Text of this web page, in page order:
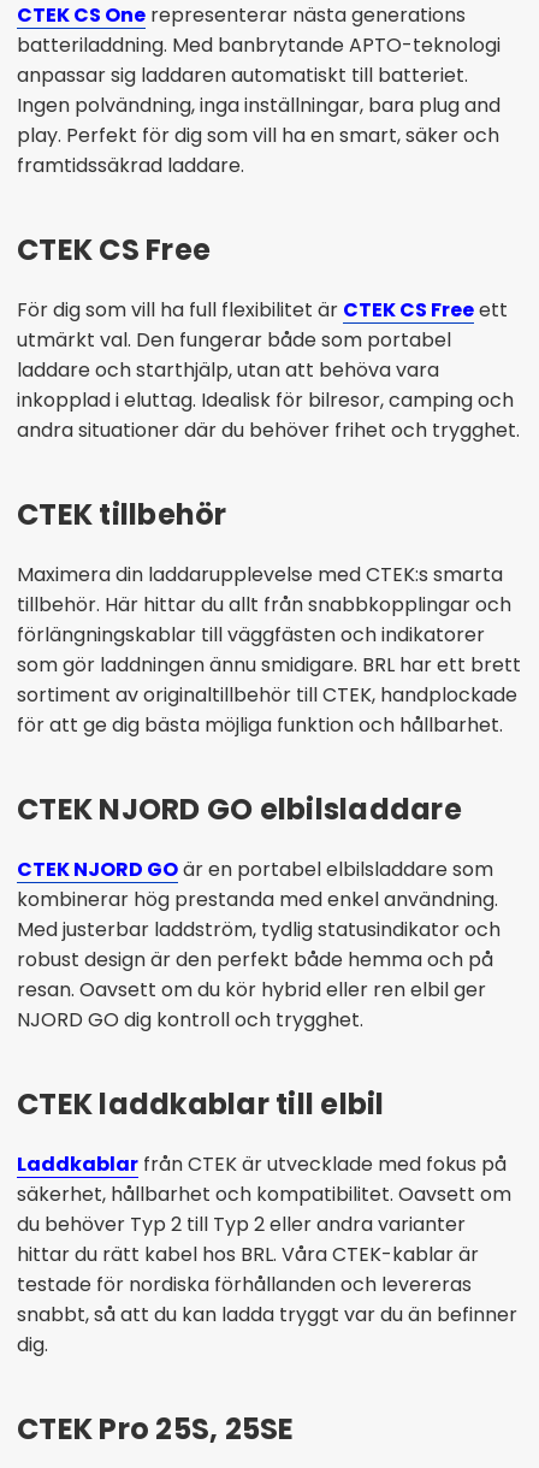
CTEK CS One representerar nästa generations
batteriladdning. Med banbrytande APTO-teknologi
anpassar sig laddaren automatiskt till batteriet.
Ingen polvändning, inga inställningar, bara plug and
play. Perfekt för dig som vill ha en smart, säker och
framtidssäkrad laddare.
CTEK CS Free
För dig som vill ha full flexibilitet är CTEK CS Freeett
utmärkt val. Den fungerar både som portabel
laddare och starthjälp, utan att behöva vara
inkopplad i eluttag. Idealisk för bilresor, camping och
andra situationer där du behöver frihet och trygghet.
CTEK tillbehör
Maximera din laddarupplevelse med CTEK:s smarta
tillbehör. Här hittar du allt från snabbkopplingar och
förlängningskablar till väggfästen och indikatorer
som gör laddningen ännu smidigare. BRL har ett brett
sortiment av originaltillbehör till CTEK, handplockade
för att ge dig bästa möjliga funktion och hållbarhet.
CTEK NJORD GO elbilsladdare
CTEK NJORD GOär en portabel elbilsladdare som
kombinerar hög prestanda med enkel användning.
Med justerbar laddström, tydlig statusindikator och
robust design är den perfekt både hemma och på
resan. Oavsett om du kör hybrid eller ren elbil ger
NJORD GO dig kontroll och trygghet.
CTEK laddkablar till elbil
Laddkablar från CTEK är utvecklade med fokus på
säkerhet, hållbarhet och kompatibilitet. Oavsett om
du behöver Typ 2 till Typ 2 eller andra varianter
hittar du rätt kabel hos BRL. Våra CTEK-kablar är
testade för nordiska förhållanden och levereras
snabbt, så att du kan ladda tryggt var du än befinner
dig.
CTEK Pro 25S, 25SE